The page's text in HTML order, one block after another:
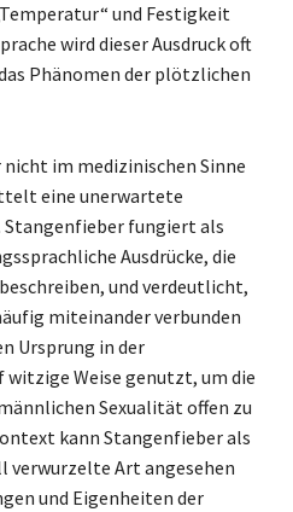
und Festigkeit
wird dieser Ausdruck oft
Phänomen der plötzlichen
nicht im medizinischen Sinne
eine unerwartete
fungiert als
Ausdrücke, die
und verdeutlicht,
miteinander verbunden
Ursprung in der
witzige Weise genutzt, um die
Sexualität offen zu
kann Stangenfieber als
verwurzelte Art angesehen
und Eigenheiten der